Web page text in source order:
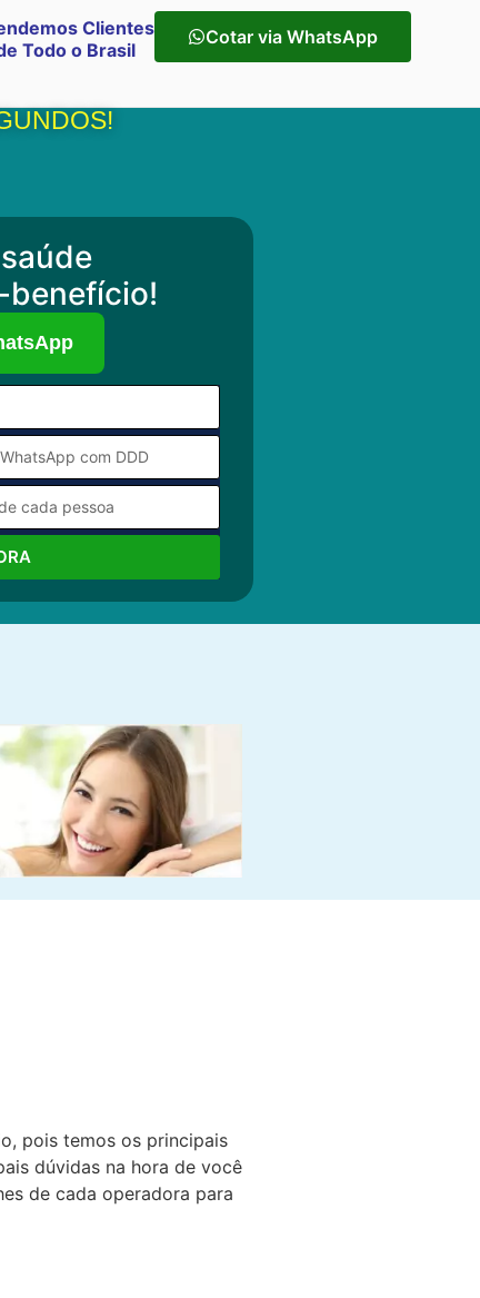
Clientes
Todo o Brasil
Cotar via WhatsApp
benefício!
pois temos os principais
dúvidas na hora de você
de cada operadora para